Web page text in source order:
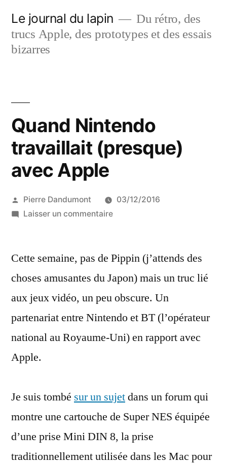
contenu
Le journal du lapin
Du rétro, des
trucs Apple, des prototypes et des essais
bizarres
Quand Nintendo
travaillait (presque)
avec Apple
Publié
par
Pierre Dandumont
03/12/2016
Laisser un commentairesur
travaillait
avec
Apple
Cette semaine, pas de Pippin (j’attends des
choses amusantes du Japon) mais un truc lié
aux jeux vidéo, un peu obscure. Un
partenariat entre Nintendo et BT (l’opérateur
national au Royaume-Uni) en rapport avec
Apple.
Je suis tombé sur un sujetdans un forum qui
montre une cartouche de Super NES équipée
d’une prise Mini DIN 8, la prise
traditionnellement utilisée dans les Mac pour